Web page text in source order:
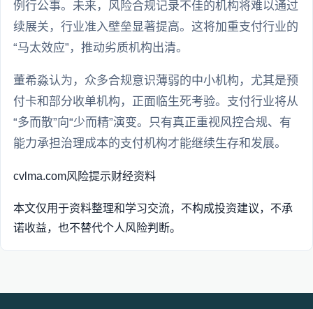
例行公事。未来，风险合规记录不佳的机构将难以通过
续展关，行业准入壁垒显著提高。这将加重支付行业的
“马太效应”，推动劣质机构出清。
董希淼认为，众多合规意识薄弱的中小机构，尤其是预
付卡和部分收单机构，正面临生死考验。支付行业将从
“多而散”向“少而精”演变。只有真正重视风控合规、有
能力承担治理成本的支付机构才能继续生存和发展。
cvlma.com风险提示财经资料
本文仅用于资料整理和学习交流，不构成投资建议，不承
诺收益，也不替代个人风险判断。